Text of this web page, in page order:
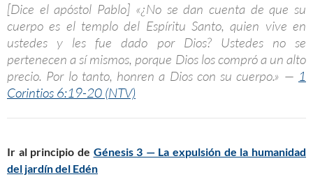
[Dice el apóstol Pablo] «¿No se dan cuenta de que su
cuerpo es el templo del Espíritu Santo, quien vive en
ustedes y les fue dado por Dios? Ustedes no se
pertenecen a sí mismos, porque Dios los compró a un alto
precio. Por lo tanto, honren a Dios con su cuerpo.» — 1
Corintios 6:19-20 (NTV)
Ir al principio de Génesis 3 — La expulsión de la humanidad
del jardín del Edén